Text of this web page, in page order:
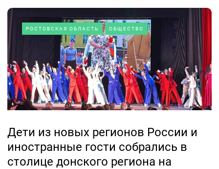
РОСТОВСКАЯ ОБЛАСТЬ ОБЩЕСТВО
Дети из новых регионов России и
иностранные гости собрались в
столице донского региона на